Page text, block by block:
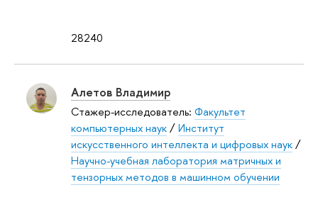
28240
Алетов Владимир
Стажер-исследователь: Факультет
компьютерных наук/Институт
искусственного интеллекта и цифровых наук/
Научно-учебная лаборатория матричных и
тензорных методов в машинном обучении